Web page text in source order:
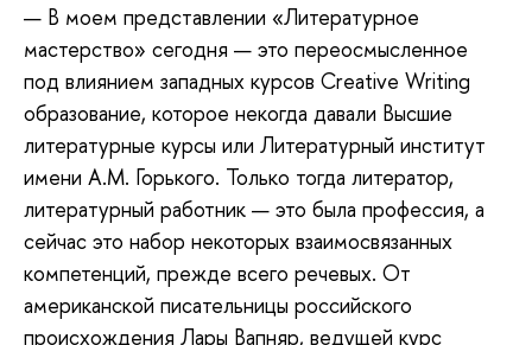
— В моем представлении «Литературное
мастерство» сегодня — это переосмысленное
под влиянием западных курсов Creative Writing
образование, которое некогда давали Высшие
литературные курсы или Литературный институт
имени А.М. Горького. Только тогда литератор,
литературный работник — это была профессия, а
сейчас это набор некоторых взаимосвязанных
компетенций, прежде всего речевых. От
американской писательницы российского
происхождения Лары Вапняр, ведущей курс